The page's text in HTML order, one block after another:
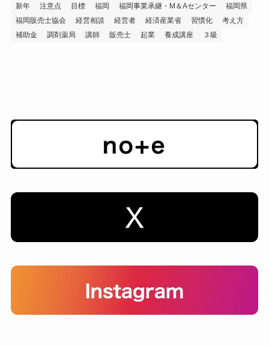
新年
注意点 目標 福岡 福岡事業承継・M＆Aセンター
福岡県
福岡販売士協会
経営相談 経営者 経済産業省 習慣化
考え方
補助金
調剤薬局 講師 販売士 起業 養成講座 ３級